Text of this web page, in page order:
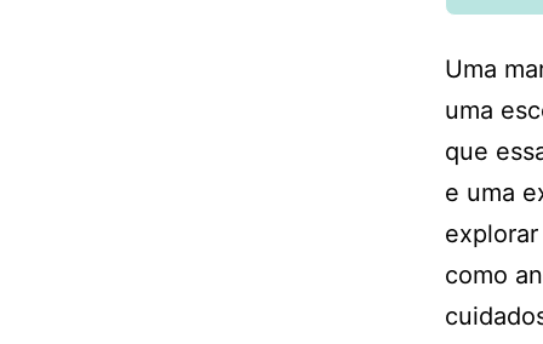
Uma
uma
que
e uma
como